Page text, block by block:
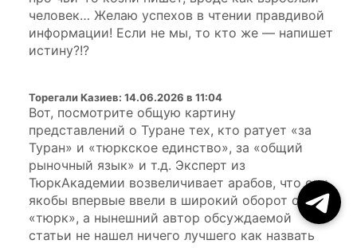
человек… Желаю успехов в чтении правдивой
информации! Если не мы, то кто же — напишет
истину?!?
Торегали Казиев: 14.06.2026 в 11:04
Вот, посмотрите общую картину
представлений о Туране тех, кто ратует «за
Туран» и «тюркское единство», за «общий
рыночный язык» и т.д. Эксперт из
ТюркАкадемии возвеличивает арабов, что они
якобы впервые ввели в широкий оборот слово
«тюрк», а нынешний автор обсуждаемой
статьи не нашел ничего лучшего как назвать